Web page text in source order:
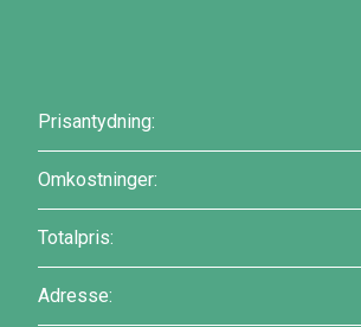
Prisantydning:
Omkostninger:
Totalpris:
Adresse: